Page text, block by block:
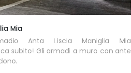
Mia
Anta Liscia Maniglia Mia
subito! Gli armadi a muro con ante